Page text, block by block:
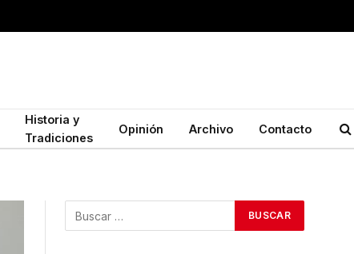
Historia y
Tradiciones
Opinión Archivo Contacto